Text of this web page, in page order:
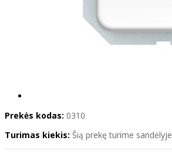
Prekės kodas: 0310
Turimas kiekis: Šią prekę turime sandėlyje